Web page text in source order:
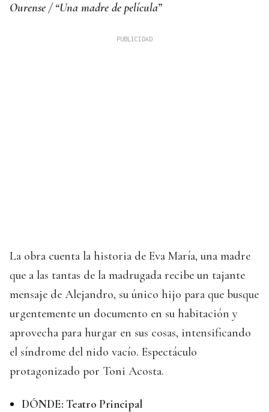
Ourense / “Una madre de película”
La obra cuenta la historia de Eva María, una madre
que a las tantas de la madrugada recibe un tajante
mensaje de Alejandro, su único hijo para que busque
urgentemente un documento en su habitación y
aprovecha para hurgar en sus cosas, intensificando
el síndrome del nido vacío. Espectáculo
protagonizado por Toni Acosta.
DÓNDE: Teatro Principal